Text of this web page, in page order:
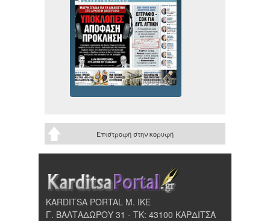
Επιστροφή στην κορυφή
KARDITSA PORTAL Μ. ΙΚΕ
Γ. ΒΑΛΤΑΔΩΡΟΥ 31 - ΤΚ: 43100 ΚΑΡΔΙΤΣΑ